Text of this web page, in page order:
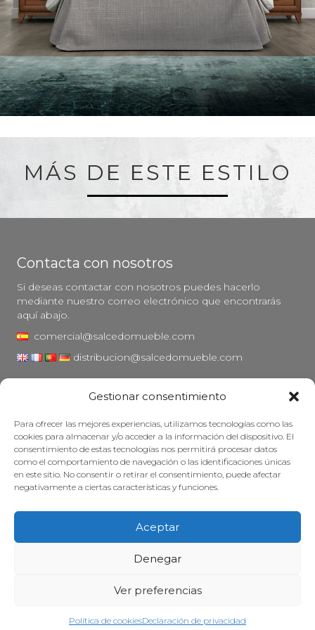
Gestionar consentimiento
Para ofrecer las mejores experiencias, utilizamos tecnologías como las
cookies para almacenar y/o acceder a la información del dispositivo. El
consentimiento de estas tecnologías nos permitirá procesar datos
como el comportamiento de navegación o las identificaciones únicas
en este sitio. No consentir o retirar el consentimiento, puede afectar
negativamente a ciertas características y funciones.
Aceptar
Denegar
Ver preferencias
Política de cookiesDeclaración de privacidad
MÁS DE ESTE ESTILO
Contacta con nosotros
Si deseas contactar con nosotros puedes hacerlo
mediante nuestro correo electrónico que encontrarás
aquí abajo.
comercial@salcedomueble.com
distribucion@salcedomueble.com
Aviso legal
Política de privacidad
Política de cookies
Mantener su mueble
Subvenciones
Web desarrollada, posicionada y mantenida con mucha cafeína por